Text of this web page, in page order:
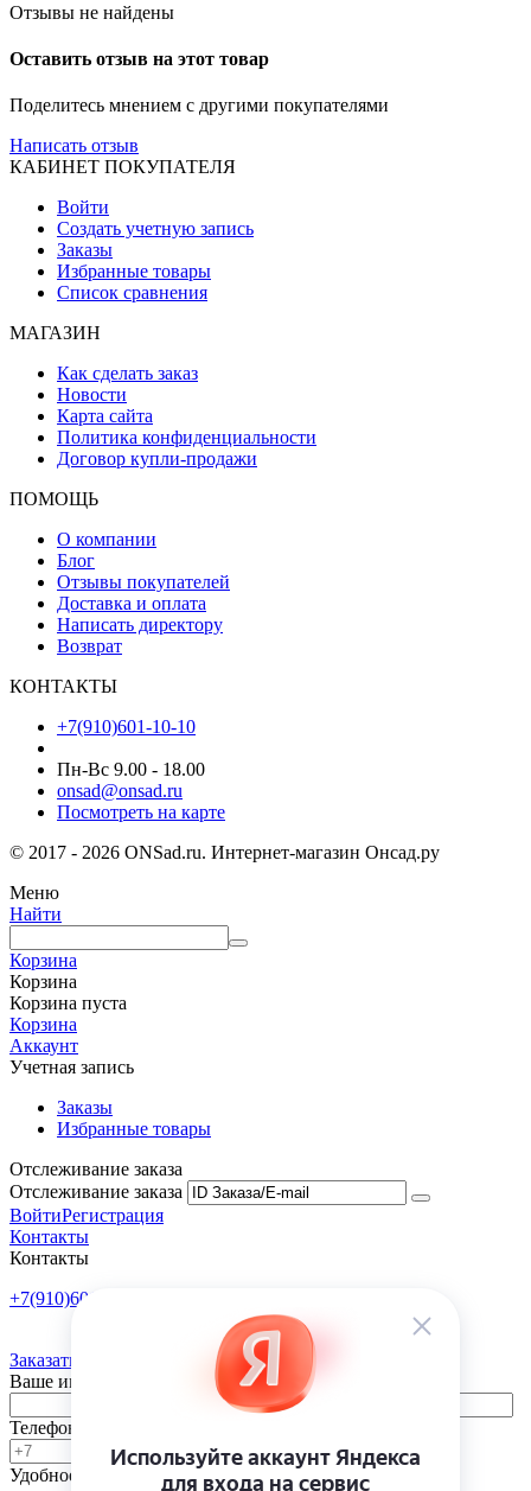
Отзывы не найдены
Оставить отзыв на этот товар
Поделитесь мнением с другими покупателями
Написать отзыв
КАБИНЕТ ПОКУПАТЕЛЯ
Войти
Создать учетную запись
Заказы
Избранные товары
Список сравнения
МАГАЗИН
Как сделать заказ
Новости
Карта сайта
Политика конфиденциальности
Договор купли-продажи
ПОМОЩЬ
О компании
Блог
Отзывы покупателей
Доставка и оплата
Написать директору
Возврат
КОНТАКТЫ
+7(910)601-10-10
Пн-Вс 9.00 - 18.00
onsad@onsad.ru
Посмотреть на карте
© 2017 - 2026 ONSad.ru. Интернет-магазин Онсад.ру
Меню
Найти
Корзина
Корзина
Корзина пуста
Корзина
Аккаунт
Учетная запись
Заказы
Избранные товары
Отслеживание заказа
Отслеживание заказа
ВойтиРегистрация
Контакты
Контакты
+7(910)601-10-10
Заказать обратный звонок
Ваше имя
Телефон
Удобное время
-